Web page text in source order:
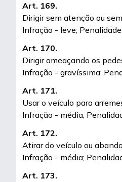
Art. 169.
Dirigir sem atenção ou
Infração - leve;
Art. 170.
Dirigir ameaçando os
Infração - gravíssima;
Art. 171.
Usar o veículo para
Infração - média;
Art. 172.
Atirar do veículo ou
Infração - média;
Art. 173.